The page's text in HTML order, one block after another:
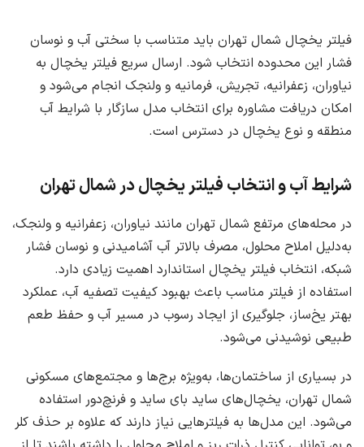
فیلتر یخچال شمال تهران باید متناسب با سختی آب و نوسان
فشار این محدوده انتخاب شود. ارسال سریع فیلتر یخچال به
نیاوران، زعفرانیه، تجریش، فرمانیه و ولنجک انجام می‌شود و
امکان دریافت مشاوره برای انتخاب مدل سازگار با شرایط آب
منطقه و نوع یخچال در دسترس است.
شرایط آب و انتخاب فیلتر یخچال در شمال تهران
در محله‌های مرتفع شمال تهران مانند نیاوران، زعفرانیه و ولنجک،
به‌دلیل املاح محلول، مصرف بالاتر آب آشامیدنی و نوسان فشار
شبکه، انتخاب فیلتر یخچال استاندارد اهمیت زیادی دارد.
استفاده از فیلتر مناسب باعث بهبود کیفیت تصفیه آب، عملکرد
بهتر یخ‌ساز، جلوگیری از ایجاد رسوب در مسیر آب و حفظ طعم
طبیعی نوشیدنی می‌شود.
در بسیاری از ساختمان‌ها، به‌ویژه برج‌ها و مجتمع‌های مسکونی
شمال تهران، یخچال‌های ساید بای ساید و فرنچ‌دور استفاده
می‌شود. این مدل‌ها به فیلترهایی نیاز دارند که علاوه بر حذف کلر